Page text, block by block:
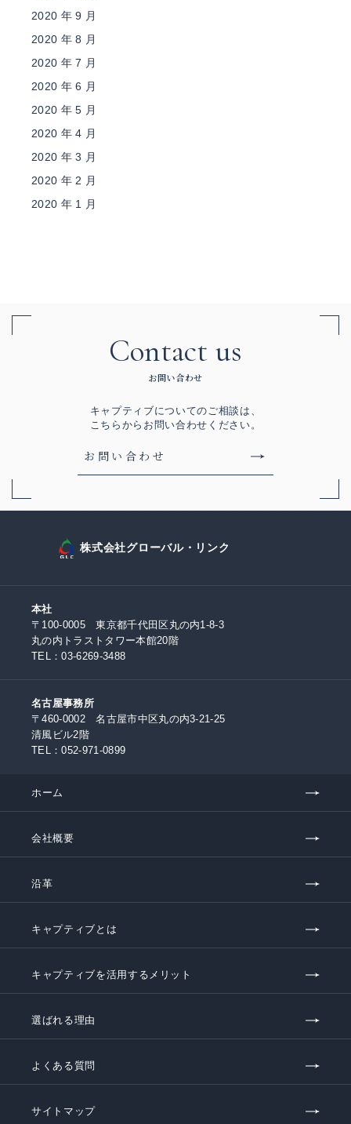
2020 年 9 月
2020 年 8 月
2020 年 7 月
2020 年 6 月
2020 年 5 月
2020 年 4 月
2020 年 3 月
2020 年 2 月
2020 年 1 月
Contact us
お問い合わせ
キャプティブについてのご相談は、
こちらからお問い合わせください。
お問い合わせ
株式会社グローバル・リンク
本社
〒100-0005 東京都千代田区丸の内1-8-3
丸の内トラストタワー本館20階
TEL：03-6269-3488
名古屋事務所
〒460-0002 名古屋市中区丸の内3-21-25
清風ビル2階
TEL：052-971-0899
ホーム
会社概要
沿革
キャプティブとは
キャプティブを活用するメリット
選ばれる理由
よくある質問
サイトマップ